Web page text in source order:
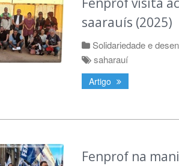
saarauís (2025)
Solidariedade e
saharauí
Artigo
Fenprof na